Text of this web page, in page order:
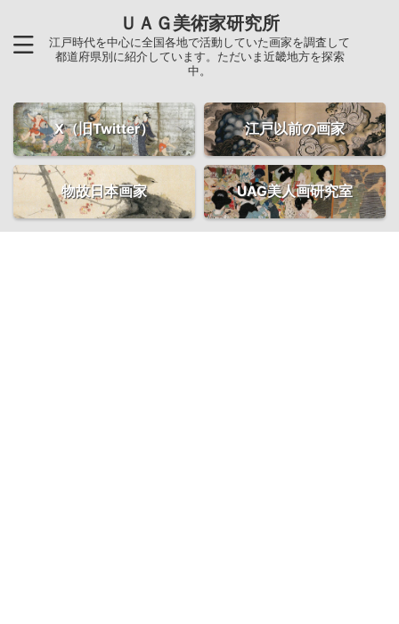
ＵＡＧ美術家研究所
江戸時代を中心に全国各地で活動していた画家を調査して
都道府県別に紹介しています。ただいま近畿地方を探索
中。
X（旧Twitter） 江戸以前の画家
物故日本画家 UAG美人画研究室